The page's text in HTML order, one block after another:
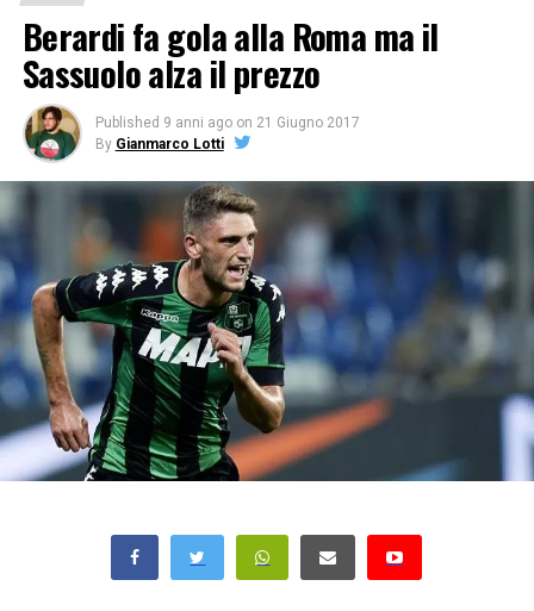
Berardi fa gola alla Roma ma il
Sassuolo alza il prezzo
Published 9 anni ago on 21 Giugno 2017
By Gianmarco Lotti